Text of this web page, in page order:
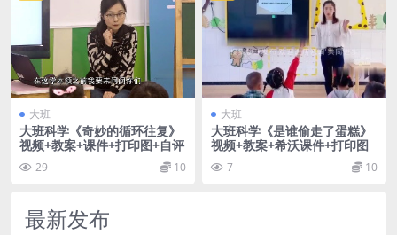
大班
大班科学《奇妙的循环往复》
视频+教案+课件+打印图+自评
29 10
大班
大班科学《是谁偷走了蛋糕》
视频+教案+希沃课件+打印图
7 10
最新发布